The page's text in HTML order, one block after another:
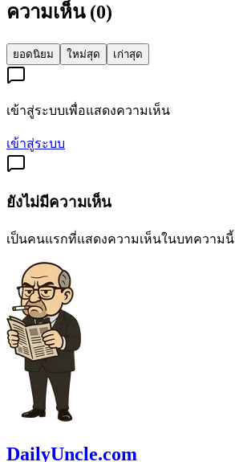
ความเห็น (0)
ยอดนิยม ใหม่สุด เก่าสุด
เข้าสู่ระบบเพื่อแสดงความเห็น
เข้าสู่ระบบ
ยังไม่มีความเห็น
เป็นคนแรกที่แสดงความเห็นในบทความนี้
DailyUncle.com